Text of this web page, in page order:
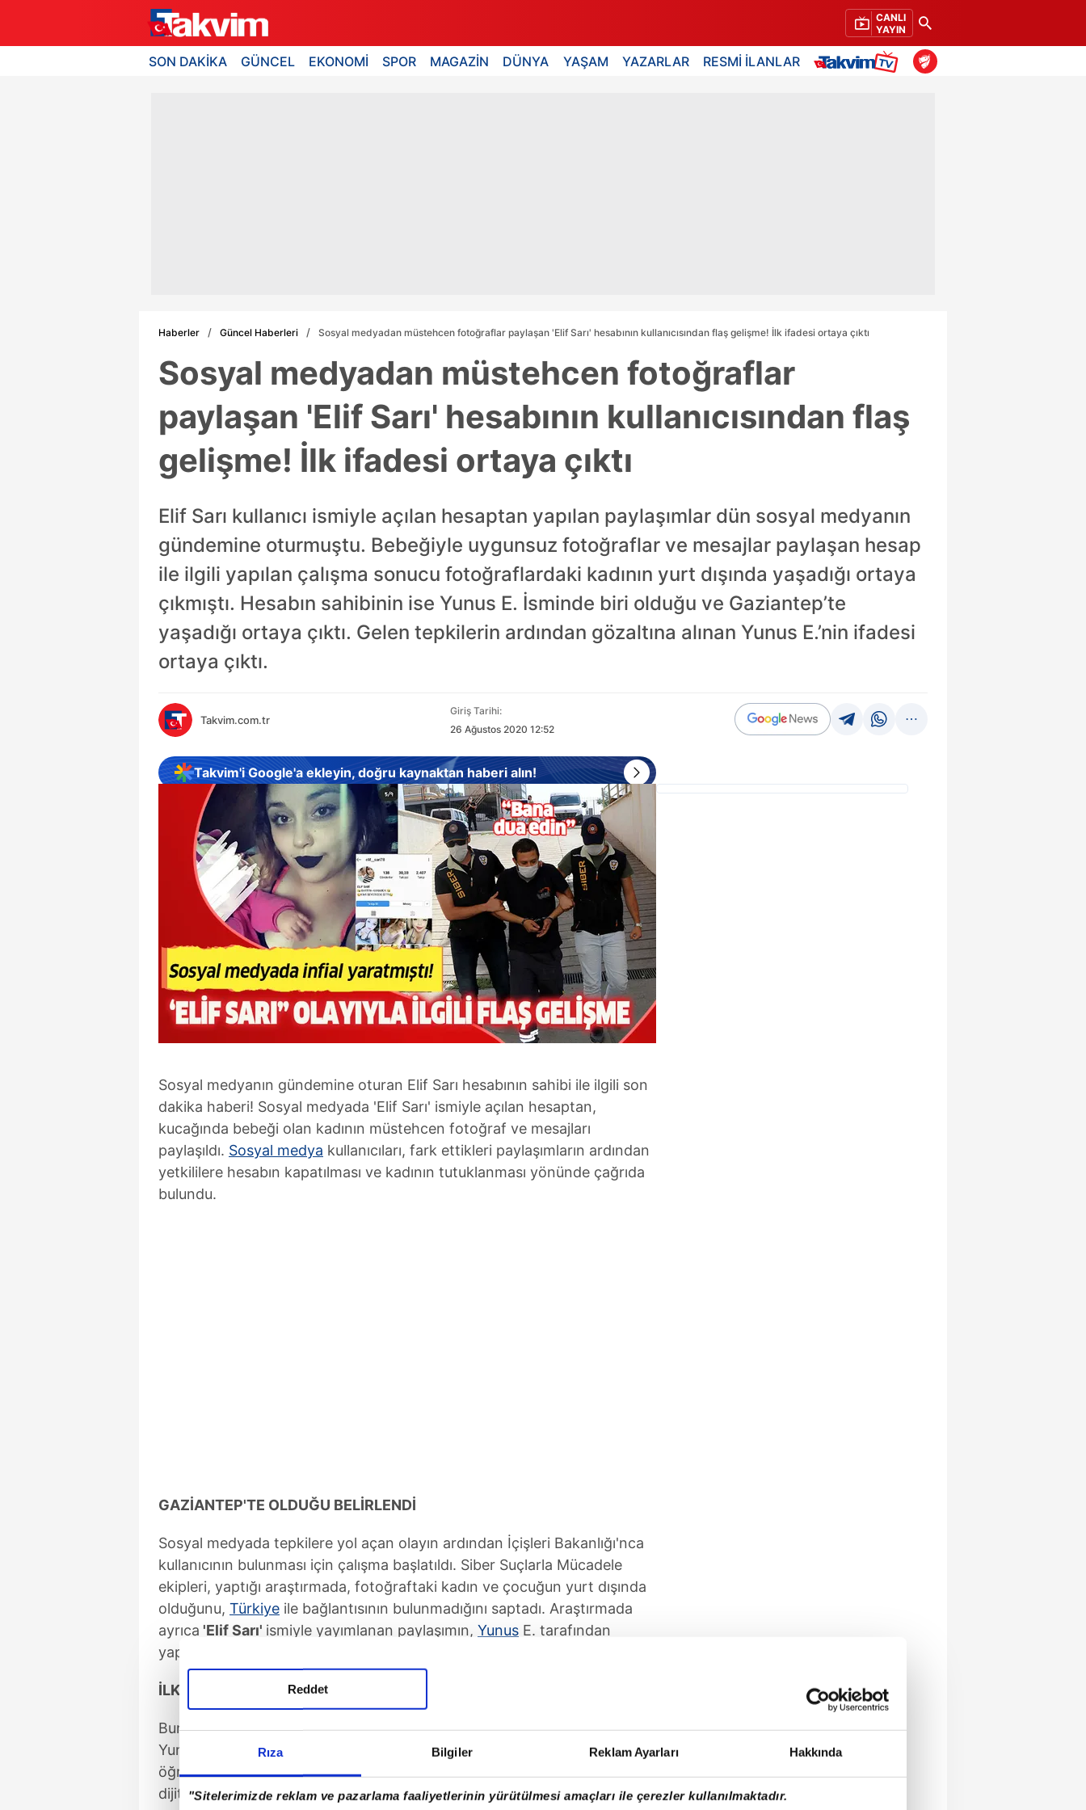
Rıza Bilgiler Reklam Ayarları Hakkında
"Sitelerimizde reklam ve pazarlama faaliyetlerinin yürütülmesi amaçları ile çerezler kullanılmaktadır.
Reddet
CANLI
YAYIN
SON DAKİKA GÜNCEL EKONOMİ SPOR MAGAZİN DÜNYA YAŞAM YAZARLAR RESMİ İLANLAR
Haberler Güncel Haberleri Sosyal medyadan müstehcen fotoğraflar paylaşan 'Elif Sarı' hesabının kullanıcısından flaş gelişme! İlk ifadesi ortaya çıktı
Sosyal medyadan müstehcen fotoğraflar
paylaşan 'Elif Sarı' hesabının kullanıcısından flaş
gelişme! İlk ifadesi ortaya çıktı
Elif Sarı kullanıcı ismiyle açılan hesaptan yapılan paylaşımlar dün sosyal medyanın
gündemine oturmuştu. Bebeğiyle uygunsuz fotoğraflar ve mesajlar paylaşan hesap
ile ilgili yapılan çalışma sonucu fotoğraflardaki kadının yurt dışında yaşadığı ortaya
çıkmıştı. Hesabın sahibinin ise Yunus E. İsminde biri olduğu ve Gaziantep’te
yaşadığı ortaya çıktı. Gelen tepkilerin ardından gözaltına alınan Yunus E.’nin ifadesi
ortaya çıktı.
Takvim.com.tr
Giriş Tarihi:
26 Ağustos 2020 12:52
Takvim'i Google'a ekleyin, doğru kaynaktan haberi alın!
Sosyal medyanın gündemine oturan Elif Sarı hesabının sahibi ile ilgili son
dakika haberi! Sosyal medyada 'Elif Sarı' ismiyle açılan hesaptan,
kucağında bebeği olan kadının müstehcen fotoğraf ve mesajları
paylaşıldı. Sosyal medya kullanıcıları, fark ettikleri paylaşımların ardından
yetkililere hesabın kapatılması ve kadının tutuklanması yönünde çağrıda
bulundu.
GAZİANTEP'TE OLDUĞU BELİRLENDİ
Sosyal medyada tepkilere yol açan olayın ardından İçişleri Bakanlığı'nca
kullanıcının bulunması için çalışma başlatıldı. Siber Suçlarla Mücadele
ekipleri, yaptığı araştırmada, fotoğraftaki kadın ve çocuğun yurt dışında
olduğunu, Türkiye ile bağlantısının bulunmadığını saptadı. Araştırmada
ayrıca 'Elif Sarı' ismiyle yayımlanan paylaşımın, Yunus E. tarafından
yapıldığı ve şüphelinin Gaziantep'te olduğu belirlendi.
İLK İFADESİ ORTAYA ÇIKTI
Bunun üzerine harekete geçen Gaziantep Emniyet Müdürlüğü ekipleri,
Yunus E.'yi tespit ettiği adresinde gözaltına aldı. Fabrikada çalıştığı
öğrenilen Yunus E.'nin adresinde arama yapan ekipler, bilgisayar ve çeşitli
dijital materyallere incelemek üzere el koydu.